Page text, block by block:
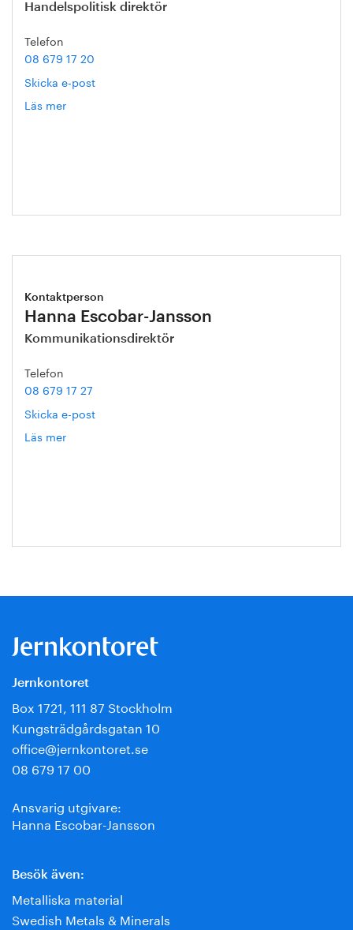
Handelspolitisk direktör
Telefon
08 679 17 20
Skicka e-post
Läs mer
Kontaktperson
Hanna Escobar-Jansson
Kommunikationsdirektör
Telefon
08 679 17 27
Skicka e-post
Läs mer
Jernkontoret
Box 1721, 111 87 Stockholm
Kungsträdgårdsgatan 10
office@jernkontoret.se
08 679 17 00
Ansvarig utgivare:
Hanna Escobar-Jansson
Besök även:
Metalliska material
Swedish Metals & Minerals